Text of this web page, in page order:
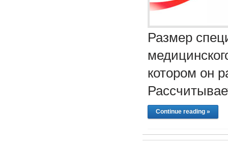
Размер
котором он
Continue reading »